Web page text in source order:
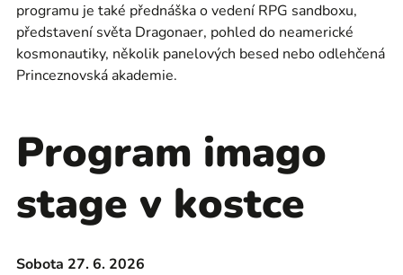
programu je také přednáška o vedení RPG sandboxu,
představení světa Dragonaer, pohled do neamerické
kosmonautiky, několik panelových besed nebo odlehčená
Princeznovská akademie.
Program imago
stage v kostce
Sobota 27. 6. 2026